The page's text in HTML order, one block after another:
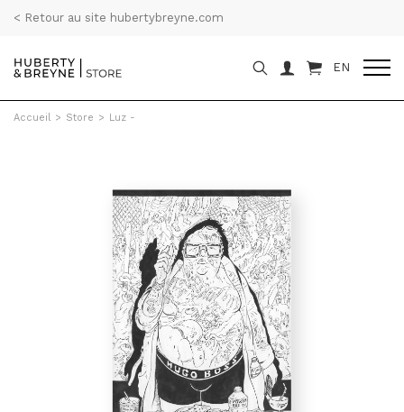
< Retour au site hubertybreyne.com
EN
Accueil > Store > Luz -